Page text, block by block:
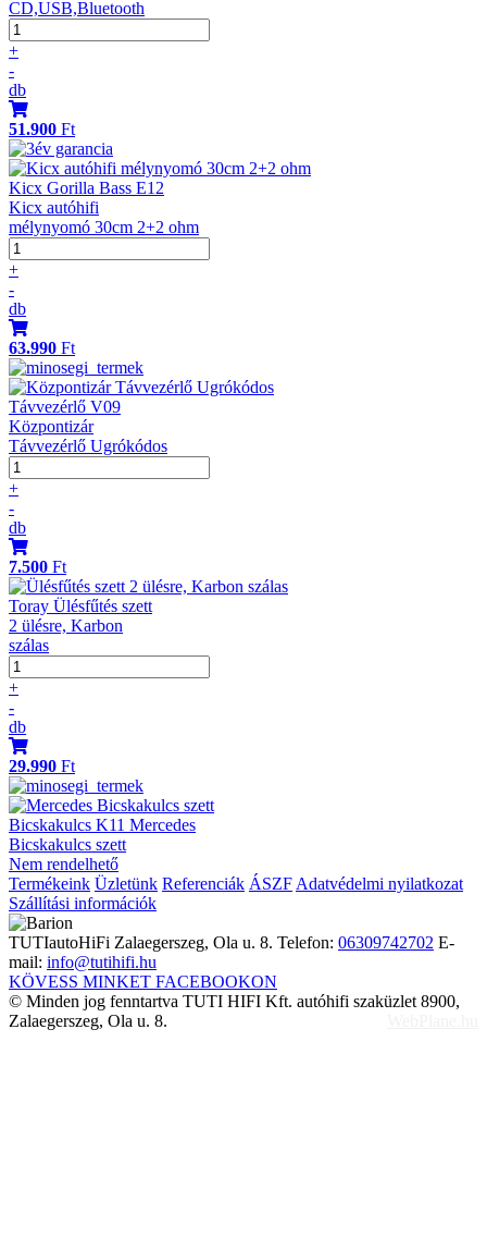
CD,USB,Bluetooth
+
-
db
51.900 Ft
Kicx Gorilla Bass E12
Kicx autóhifi
mélynyomó 30cm 2+2 ohm
+
-
db
63.990 Ft
Távvezérlő V09
Központizár
Távvezérlő Ugrókódos
+
-
db
7.500 Ft
Toray Ülésfűtés szett
2 ülésre, Karbon
szálas
+
-
db
29.990 Ft
Bicskakulcs K11 Mercedes
Bicskakulcs szett
Nem rendelhető
Termékeink Üzletünk Referenciák ÁSZF Adatvédelmi nyilatkozat
Szállítási információk
TUTIautoHiFi Zalaegerszeg, Ola u. 8. Telefon: 06309742702 E-
mail: info@tutihifi.hu
KÖVESS MINKET FACEBOOKON
© Minden jog fenntartva TUTI HIFI Kft. autóhifi szaküzlet 8900,
Zalaegerszeg, Ola u. 8.